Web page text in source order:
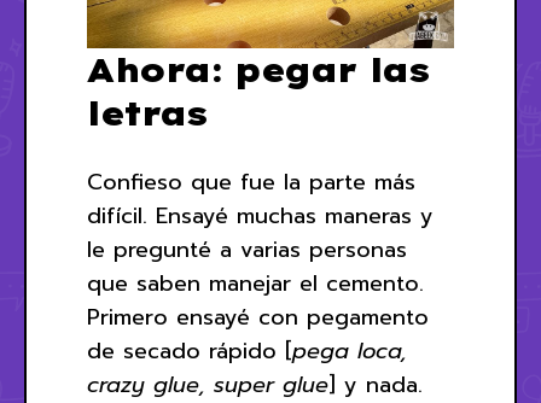
Ahora: pegar las
letras
Confieso que fue la parte más
difícil. Ensayé muchas maneras y
le pregunté a varias personas
que saben manejar el cemento.
Primero ensayé con pegamento
de secado rápido [pega loca,
crazy glue, super glue] y nada.